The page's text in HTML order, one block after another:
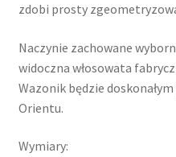
zdobi prosty
Naczynie zachowane
widoczna włosowata
Wazonik będzie
Orientu.
Wymiary: